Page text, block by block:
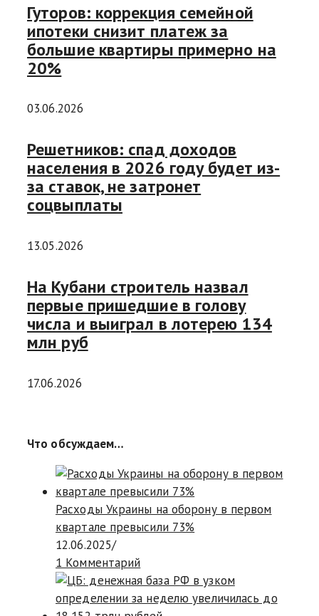
Гуторов: коррекция семейной
ипотеки снизит платеж за
большие квартиры примерно на
20%
03.06.2026
Решетников: спад доходов
населения в 2026 году будет из-
за ставок, не затронет
соцвыплаты
13.05.2026
На Кубани строитель назвал
первые пришедшие в голову
числа и выиграл в лотерею 134
млн руб
17.06.2026
Что обсуждаем…
Расходы Украины на оборону в первом
квартале превысили 73%
12.06.2025/
1 Комментарий